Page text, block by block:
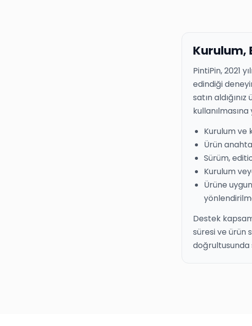
Kurulum,
PintiPin, 2021
edindiği
satın
kullanılmasına
Kurulum ve
Ürün
Sürüm,
Kurulum
Ürüne
Destek
süresi ve ürün
doğrultusunda